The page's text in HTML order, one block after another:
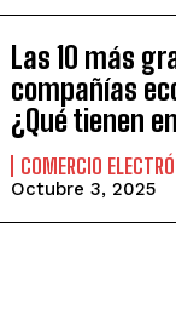
Las 10 más
compañías
¿Qué tienen
COMERCIO
Octubre 3, 2025